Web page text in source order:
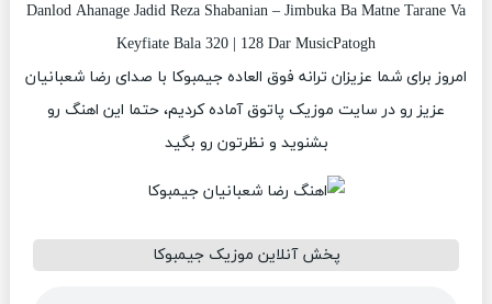
Danlod Ahanage Jadid Reza Shabanian – Jimbuka Ba Matne Tarane Va
Keyfiate Bala 320 | 128 Dar MusicPatogh
امروز برای شما عزیزان ترانه فوق العاده جیمبوکا با صدای رضا شعبانیان
عزیز رو در سایت موزیک پاتوق آماده کردیم، حتما این اهنگ رو
بشنوید و نظرتون رو بگید
پخش آنلاین موزیک جیمبوکا